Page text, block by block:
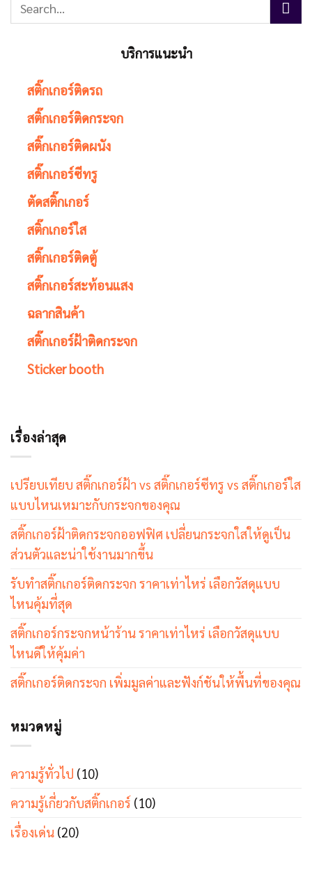
บริการแนะนำ
สติ๊กเกอร์ติดรถ
สติ๊กเกอร์ติดกระจก
สติ๊กเกอร์ติดผนัง
สติ๊กเกอร์ซีทรู
ตัดสติ๊กเกอร์
สติ๊กเกอร์ใส
สติ๊กเกอร์ติดตู้
สติ๊กเกอร์สะท้อนแสง
ฉลากสินค้า
สติ๊กเกอร์ฝ้าติดกระจก
Sticker booth
เรื่องล่าสุด
เปรียบเทียบ สติ๊กเกอร์ฝ้า vs สติ๊กเกอร์ซีทรู vs สติ๊กเกอร์ใส
แบบไหนเหมาะกับกระจกของคุณ
สติ๊กเกอร์ฝ้าติดกระจกออฟฟิศ เปลี่ยนกระจกใสให้ดูเป็น
ส่วนตัวและน่าใช้งานมากขึ้น
รับทำสติ๊กเกอร์ติดกระจก ราคาเท่าไหร่ เลือกวัสดุแบบ
ไหนคุ้มที่สุด
สติ๊กเกอร์กระจกหน้าร้าน ราคาเท่าไหร่ เลือกวัสดุแบบ
ไหนดีให้คุ้มค่า
สติ๊กเกอร์ติดกระจก เพิ่มมูลค่าและฟังก์ชันให้พื้นที่ของคุณ
หมวดหมู่
ความรู้ทั่วไป (10)
ความรู้เกี่ยวกับสติ๊กเกอร์ (10)
เรื่องเด่น (20)